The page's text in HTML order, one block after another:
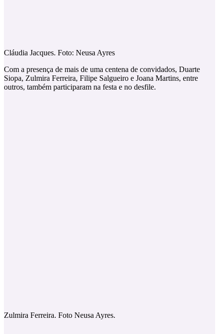
Cláudia Jacques. Foto: Neusa Ayres
Com a presença de mais de uma centena de convidados, Duarte
Siopa, Zulmira Ferreira, Filipe Salgueiro e Joana Martins, entre
outros, também participaram na festa e no desfile.
Zulmira Ferreira. Foto Neusa Ayres.